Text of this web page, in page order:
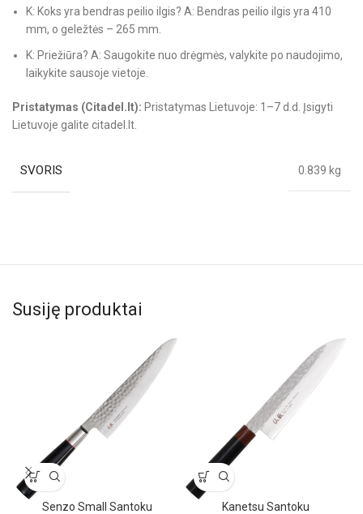
K: Koks yra bendras peilio ilgis? A: Bendras peilio ilgis yra 410
mm, o geležtės – 265 mm.
K: Priežiūra? A: Saugokite nuo drėgmės, valykite po naudojimo,
laikykite sausoje vietoje.
Pristatymas (Citadel.lt): Pristatymas Lietuvoje: 1–7 d.d. Įsigyti
Lietuvoje galite citadel.lt.
SVORIS 0.839 kg
Susiję produktai
Senzo Small Santoku Kanetsu Santoku